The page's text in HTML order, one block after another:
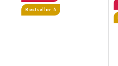
Bestseller ⭐️